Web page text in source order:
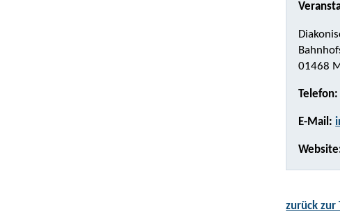
01468
Telefon:
E-Mail:
zurück zur